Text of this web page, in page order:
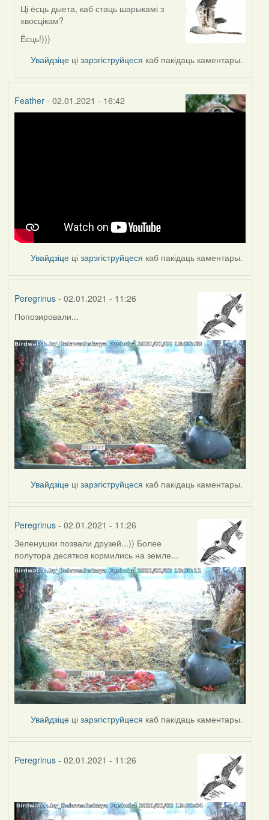
In
reply
to
Peregrinus
Ці ёсць дыета, каб стаць шарыкамі з
хвосцікам?
Ёсць!)))
Увайдзіце цізарэгіструйцеся каб пакідаць каментары.
Feather- 02.01.2021 - 16:42
Увайдзіце цізарэгіструйцеся каб пакідаць каментары.
Peregrinus- 02.01.2021 - 11:26
Попозировали...
Увайдзіце цізарэгіструйцеся каб пакідаць каментары.
Peregrinus- 02.01.2021 - 11:26
Зеленушки позвали друзей...)) Более
полутора десятков кормились на земле...
Увайдзіце цізарэгіструйцеся каб пакідаць каментары.
Peregrinus- 02.01.2021 - 11:26